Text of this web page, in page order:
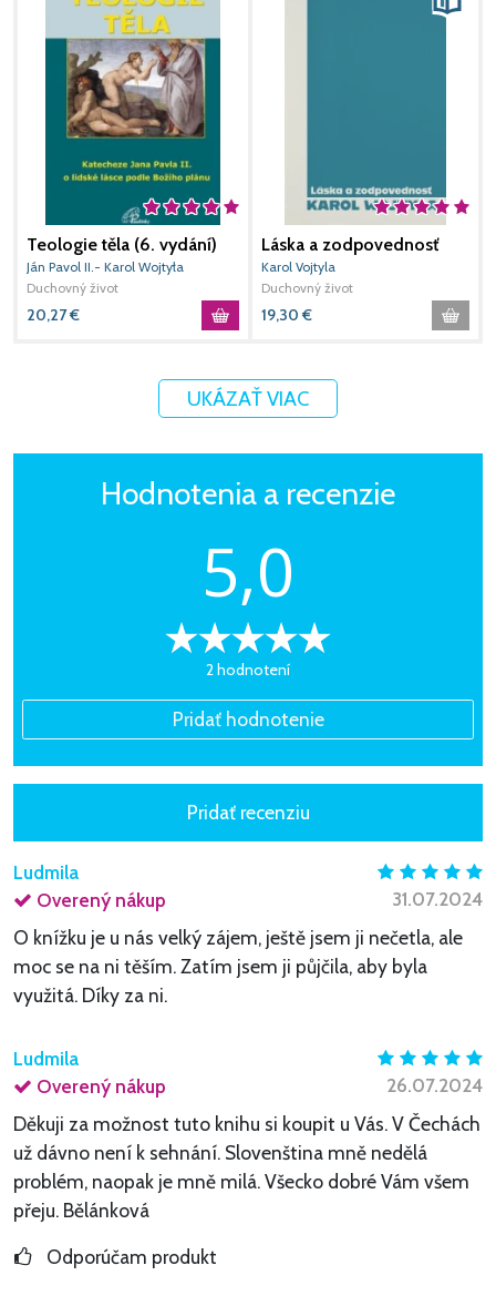
Teologie těla (6. vydání)
Ján Pavol II.- Karol Wojtyła
Duchovný život
20,27€
Láska a zodpovednosť
Karol Vojtyla
Duchovný život
19,30 €
UKÁZAŤ VIAC
Hodnotenia a recenzie
5,0
2 hodnotení
Ludmila
Overený nákup
31.07.2024
O knížku je u nás velký zájem, ještě jsem ji nečetla, ale
moc se na ni těším. Zatím jsem ji půjčila, aby byla
využitá. Díky za ni.
Ludmila
Overený nákup
26.07.2024
Děkuji za možnost tuto knihu si koupit u Vás. V Čechách
už dávno není k sehnání. Slovenština mně nedělá
problém, naopak je mně milá. Všecko dobré Vám všem
přeju. Bělánková
Odporúčam produkt